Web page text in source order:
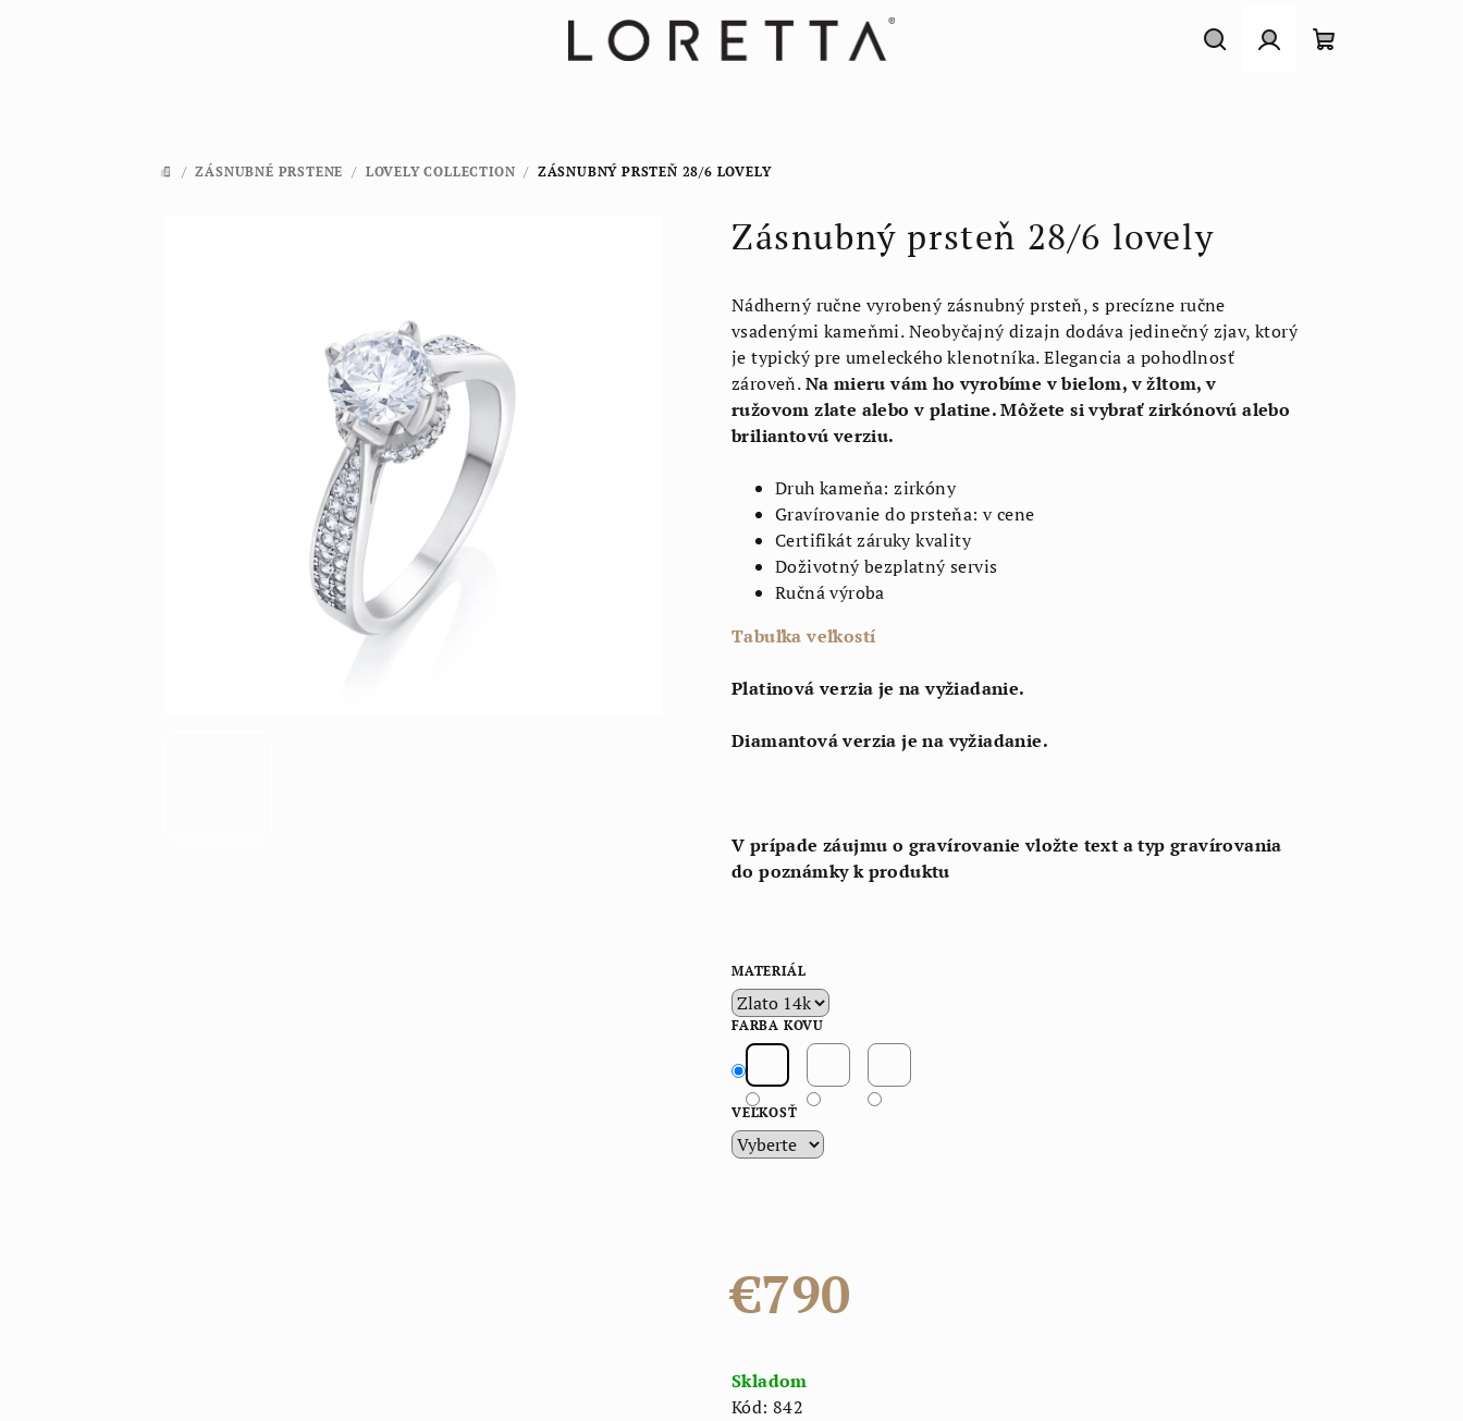
DOMOV
/ ZÁSNUBNÉ PRSTENE / LOVELY COLLECTION / ZÁSNUBNÝ PRSTEŇ 28/6 LOVELY
Zásnubný prsteň 28/6 lovely
Nádherný ručne vyrobený zásnubný prsteň, s precízne ručne
vsadenými kameňmi. Neobyčajný dizajn dodáva jedinečný zjav, ktorý
je typický pre umeleckého klenotníka. Elegancia a pohodlnosť
zároveň.Na mieru vám ho vyrobíme v bielom, v žltom, v
ružovom zlate alebo v platine. Môžete si vybrať zirkónovú alebo
briliantovú verziu.
Druh kameňa: zirkóny
Gravírovanie do prsteňa: v cene
Certifikát záruky kvality
Doživotný bezplatný servis
Ručná výroba
Tabuľka veľkostí
Platinová verzia je na vyžiadanie.
Diamantová verzia je na vyžiadanie.
V prípade záujmu o gravírovanie vložte text a typ gravírovania
do poznámky k produktu
MATERIÁL
FARBA KOVU
VEĽKOSŤ
€790
cena:
Skladom
Kód: 842